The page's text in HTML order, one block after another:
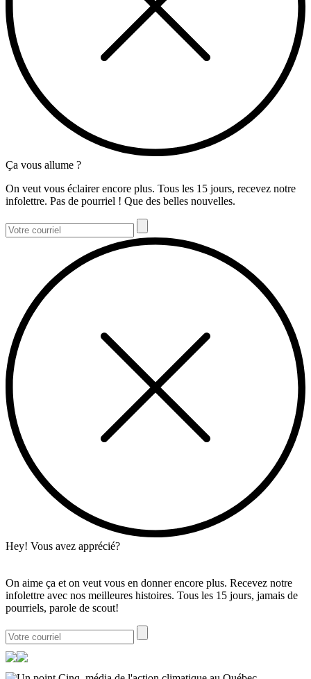
Ça vous allume ?
On veut vous éclairer encore plus. Tous les 15 jours, recevez notre
infolettre. Pas de pourriel ! Que des belles nouvelles.
Hey! Vous avez apprécié?
On aime ça et on veut vous en donner encore plus. Recevez notre
infolettre avec nos meilleures histoires. Tous les 15 jours, jamais de
pourriels, parole de scout!